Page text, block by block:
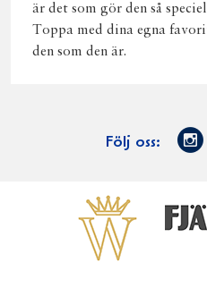
är det som gör den så
Toppa med dina egna
den som den är.
Följ oss:
Gör gott för